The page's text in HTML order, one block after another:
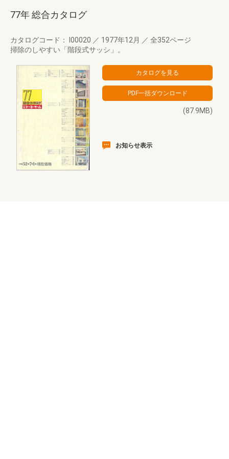
77年 総合カタログ
カタログコード： I00020 ／ 1977年12月 ／ 全352ページ
掃除のしやすい「階段式サッシ」。
(87.9MB)
お知らせ表示